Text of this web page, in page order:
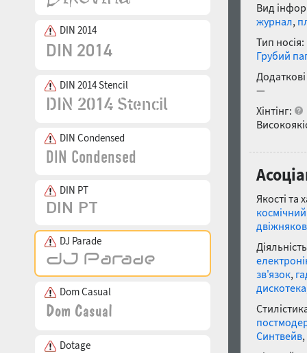
DIN 2014
DIN 2014 Stencil
DIN Condensed
DIN PT
DJ Parade
Dom Casual
Dotage
Вид
журнал,
Тип носія:
Грубий
—
Хінтінг:
Якості та
космічний
зв'язок,
дискотека
Синтвейв,